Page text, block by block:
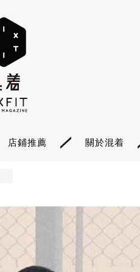
店鋪推薦 關於混着